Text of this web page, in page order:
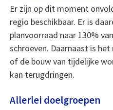
Er zijn op dit moment
regio beschikbaar. Er is
planvoorraad naar 130%
schroeven. Daarnaast is
of de bouw van tijdelijke
kan terugdringen.
Allerlei doelgroepen